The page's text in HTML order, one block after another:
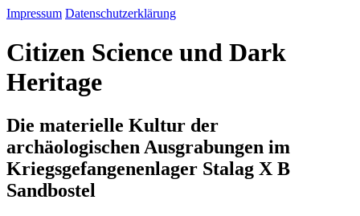
Impressum Datenschutzerklärung
Citizen Science und Dark
Heritage
Die materielle Kultur der
archäologischen Ausgrabungen im
Kriegsgefangenenlager Stalag X B
Sandbostel